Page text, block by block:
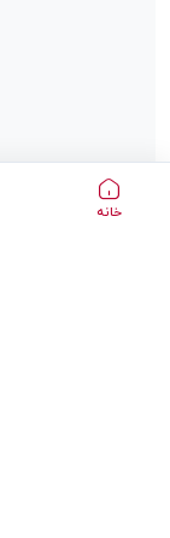
خانه